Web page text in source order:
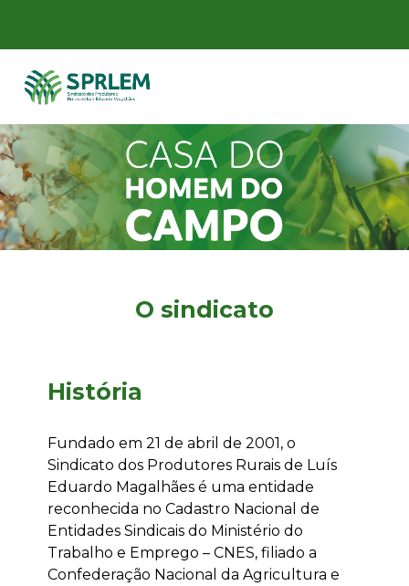
O sindicato
História
Fundado em 21 de abril de 2001, o
Sindicato dos Produtores Rurais de Luís
Eduardo Magalhães é uma entidade
reconhecida no Cadastro Nacional de
Entidades Sindicais do Ministério do
Trabalho e Emprego – CNES, filiado a
Confederação Nacional da Agricultura e